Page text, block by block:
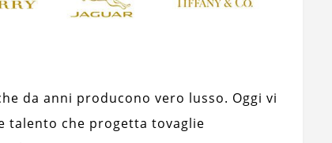
da anni producono vero lusso. Oggi vi
talento che progetta tovaglie